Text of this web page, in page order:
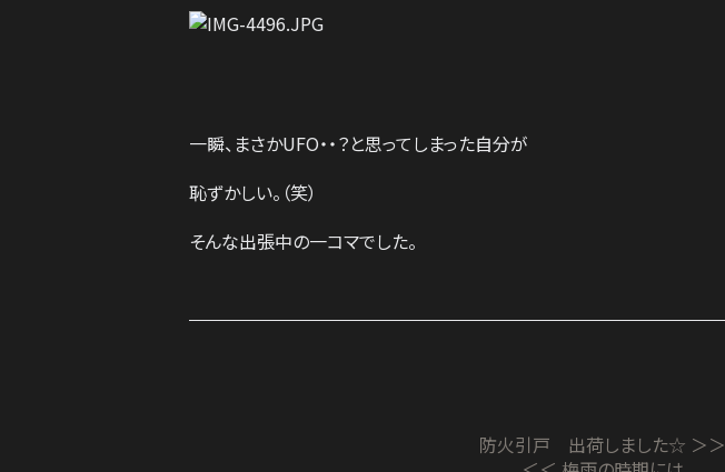
一瞬、まさかUFO・・？と思ってしまった自分が
恥ずかしい。（笑）
そんな出張中の一コマでした。
防火引戸 出荷しました☆ ＞＞